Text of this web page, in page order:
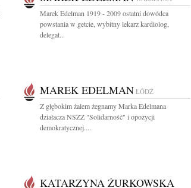
Marek Edelman 1919 - 2009 ostatni dowódca
powstania w getcie, wybitny lekarz kardiolog,
delegat...
MAREK EDELMAN ŁÓDŹ
Z głębokim żalem żegnamy Marka Edelmana
działacza NSZZ "Solidarność" i opozycji
demokratycznej....
KATARZYNA ŻURKOWSKA